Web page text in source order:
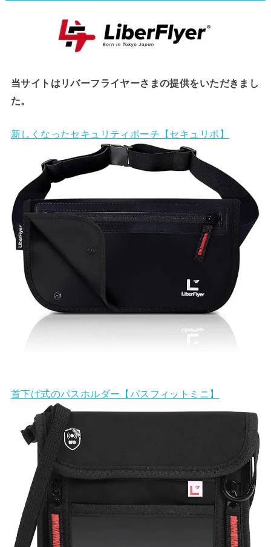
当サイトはリバーフライヤーさまの提供をいただきまし
た。
新しくなったセキュリティポーチ【セキュリポ】
首下げ式のパスホルダー【パスフィットミニ】